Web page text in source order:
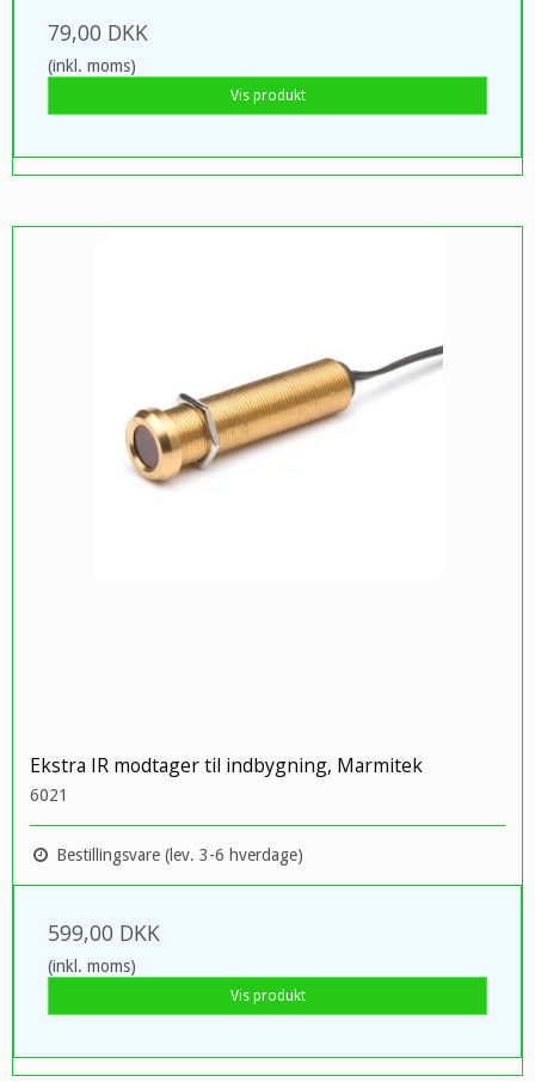
79,00 DKK
(inkl. moms)
Vis produkt
Ekstra IR modtager til indbygning, Marmitek
6021
Bestillingsvare (lev. 3-6 hverdage)
599,00 DKK
(inkl. moms)
Vis produkt